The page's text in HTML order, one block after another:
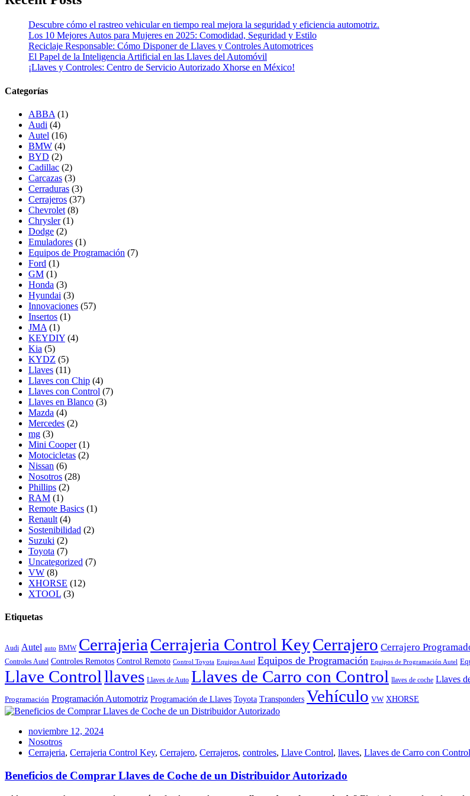
Descubre cómo el rastreo vehicular en tiempo real mejora la seguridad y eficiencia automotriz.
Los 10 Mejores Autos para Mujeres en 2025: Comodidad, Seguridad y Estilo
Reciclaje Responsable: Cómo Disponer de Llaves y Controles Automotrices
El Papel de la Inteligencia Artificial en las Llaves del Automóvil
¡Llaves y Controles: Centro de Servicio Autorizado Xhorse en México!
Categorías
ABBA (1)
Audi (4)
Autel (16)
BMW (4)
BYD (2)
Cadillac (2)
Carcazas (3)
Cerraduras (3)
Cerrajeros (37)
Chevrolet (8)
Chrysler (1)
Dodge (2)
Emuladores (1)
Equipos de Programación (7)
Ford (1)
GM (1)
Honda (3)
Hyundai (3)
Innovaciones (57)
Insertos (1)
JMA (1)
KEYDIY (4)
Kia (5)
KYDZ (5)
Llaves (11)
Llaves con Chip (4)
Llaves con Control (7)
Llaves en Blanco (3)
Mazda (4)
Mercedes (2)
mg (3)
Mini Cooper (1)
Motocicletas (2)
Nissan (6)
Nosotros (28)
Phillips (2)
RAM (1)
Remote Basics (1)
Renault (4)
Sostenibilidad (2)
Suzuki (2)
Toyota (7)
Uncategorized (7)
VW (8)
XHORSE (12)
XTOOL (3)
Etiquetas
Audi Autel auto BMW Cerrajeria Cerrajeria Control KeyCerrajero Cerrajero
Controles Autel Controles Remotos Control Remoto Control Toyota Equipos Autel Equipos de Programación Equipos de Programación Autel
Llave Controlllaves Llaves de Auto Llaves de Carro con Control llaves de coche Llaves
Programación Programación Automotriz Programación de Llaves Toyota Transponders Vehículo VW XHORSE
noviembre 12, 2024
Nosotros
Cerrajeria, Cerrajeria Control Key, Cerrajero, Cerrajeros, controles, Llave Control, llaves, Llaves de Carro con Control
Beneficios de Comprar Llaves de Coche de un Distribuidor Autorizado